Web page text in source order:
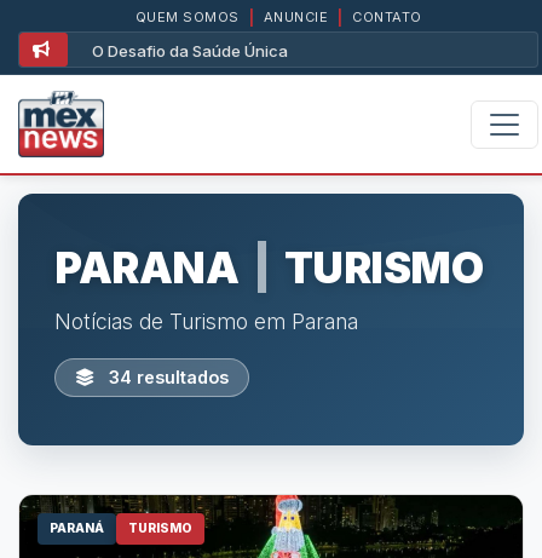
O Desafio da Saúde Única
QUEM SOMOS ANUNCIE CONTATO
PARANA TURISMO
Notícias de Turismo em Parana
34 resultados
PARANÁ TURISMO